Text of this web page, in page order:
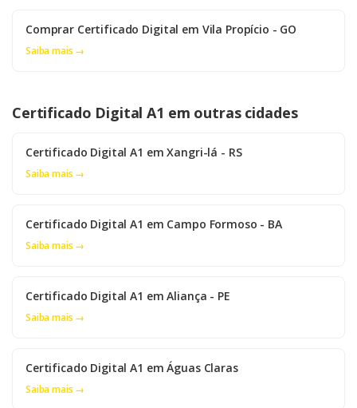
Comprar Certificado Digital em Vila Propício - GO
Saiba mais →
Certificado Digital A1 em outras cidades
Certificado Digital A1 em Xangri-lá - RS
Saiba mais →
Certificado Digital A1 em Campo Formoso - BA
Saiba mais →
Certificado Digital A1 em Aliança - PE
Saiba mais →
Certificado Digital A1 em Águas Claras
Saiba mais →